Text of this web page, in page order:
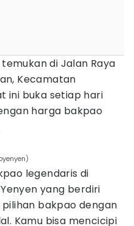
di Jalan Raya
Kecamatan
ini buka setiap hari
harga bakpao
legendaris di
yang berdiri
pilihan bakpao dengan
Kamu bisa mencicipi